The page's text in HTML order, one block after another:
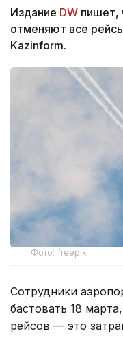
Издание DW пишет,
отменяют все
Kazinform.
Фото: freepik
Сотрудники
бастовать 18
рейсов — это